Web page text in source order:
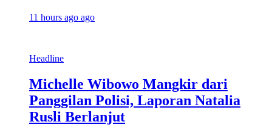
11 hours ago ago
Headline
Michelle Wibowo Mangkir dari
Panggilan Polisi, Laporan Natalia
Rusli Berlanjut